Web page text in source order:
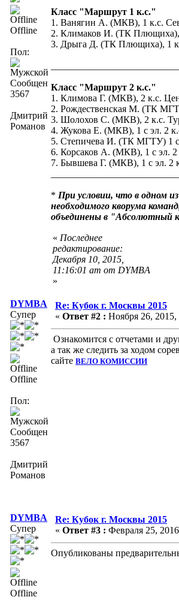
Offline
Пол:
Сообщений:
3567
Дмитрий
Романов
Класс "Маршрут 1 к.с."
1. Ванягин А. (МКВ), 1 к.с.
2. Климаков И. (ТК
3. Дрыга Д. (ТК Плющиха), 1
Класс "Маршрут 2 к.с."
1. Климова Г. (МКВ), 2 к.с.
2. Рождественская М. (ТК
3. Шолохов С. (МКВ), 2 к.с.
4. Жукова Е. (МКВ), 1 с эл. 2
5. Степичева И. (ТК МГТУ) 1 с
6. Корсаков А. (МКВ), 1 с эл.
7. Бывшева Г. (МКВ), 1 с эл. 2
* При условии, что в одном
необходимого кворума
объединены в "Абсолютный
« Последнее
редактирование:
Декабря 10, 2015,
11:16:01 am от DYMBA
»
DYMBA
Супер
Offline
Пол:
Сообщений:
3567
Дмитрий
Романов
Re: Кубок г. Москвы 2015
« Ответ #2 : Ноября 26, 2015,
Ознакомится с отчетами и
а так же следить за ходом
сайте ВЕЛО КОМИССИИ
DYMBA
Супер
Offline
Re: Кубок г. Москвы 2015
« Ответ #3 : Февраля 25,
Опубликованы